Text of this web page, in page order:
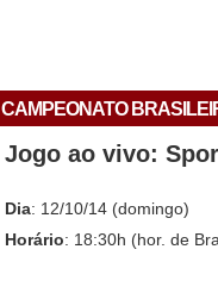
CAMPEONATO
Jogo ao vivo:
Dia: 12/10/14 (domingo)
Horário: 18:30h (hor. de